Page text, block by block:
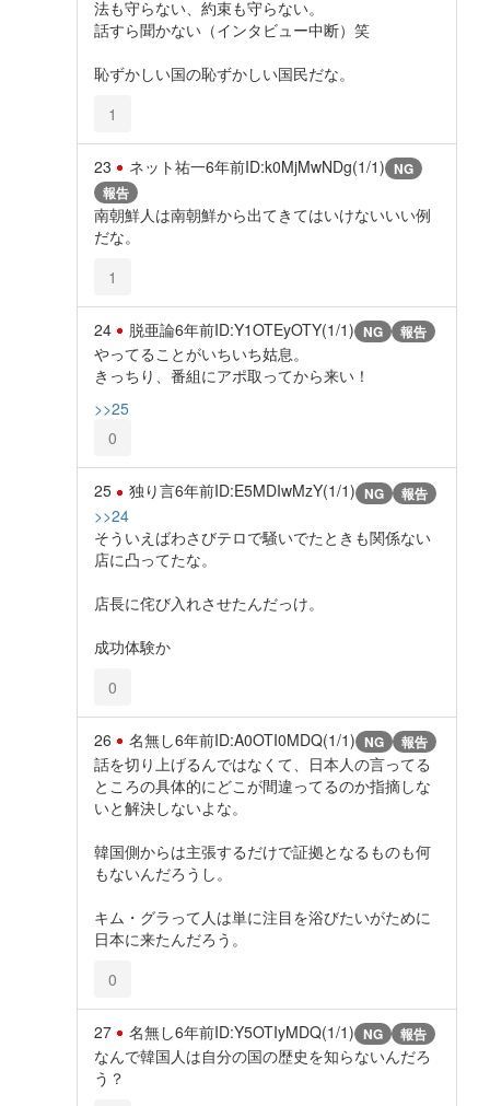
法も守らない、約束も守らない。
話すら聞かない（インタビュー中断）笑
恥ずかしい国の恥ずかしい国民だな。
1
23 ネット祐一6年前ID:k0MjMwNDg(1/1) NG
報告
南朝鮮人は南朝鮮から出てきてはいけないいい例
だな。
1
24 脱亜論6年前ID:Y1OTEyOTY(1/1) NG 報告
やってることがいちいち姑息。
きっちり、番組にアポ取ってから来い！
>>25
0
25 独り言6年前ID:E5MDIwMzY(1/1) NG 報告
>>24
そういえばわさびテロで騒いでたときも関係ない
店に凸ってたな。
店長に侘び入れさせたんだっけ。
成功体験か
0
26 名無し6年前ID:A0OTI0MDQ(1/1) NG 報告
話を切り上げるんではなくて、日本人の言ってる
ところの具体的にどこが間違ってるのか指摘しな
いと解決しないよな。
韓国側からは主張するだけで証拠となるものも何
もないんだろうし。
キム・グラって人は単に注目を浴びたいがために
日本に来たんだろう。
0
27 名無し6年前ID:Y5OTIyMDQ(1/1) NG 報告
なんで韓国人は自分の国の歴史を知らないんだろ
う？